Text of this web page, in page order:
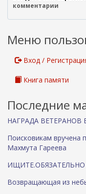
комментарии
Меню
Вход /
Книга памяти
Последние
НАГРАДА
Поисковикам вручена
Махмута Гареева
Возвращающая из